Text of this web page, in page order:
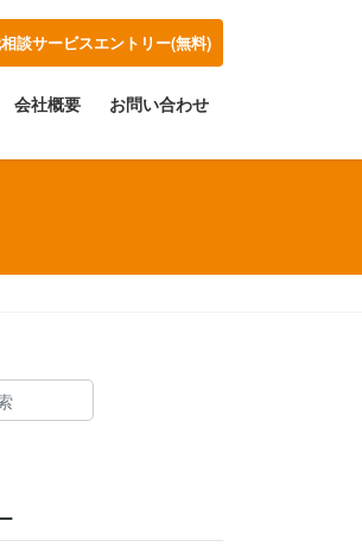
談サービスエントリー(無料)
会社概要 お問い合わせ